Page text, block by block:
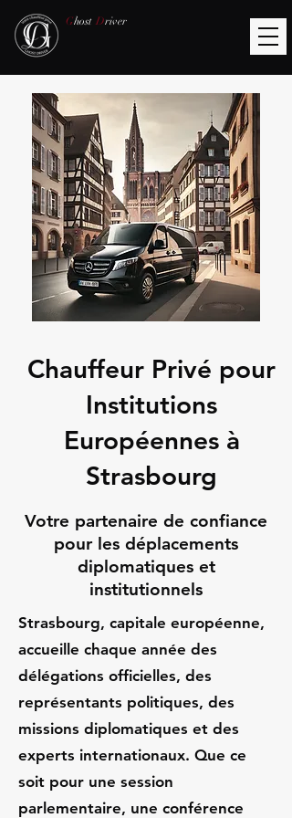
Ghost Driver
Chauffeur Privé pour
Institutions
Européennes à
Strasbourg
Votre partenaire de confiance
pour les déplacements
diplomatiques et
institutionnels
Strasbourg, capitale européenne,
accueille chaque année des
délégations officielles, des
représentants politiques, des
missions diplomatiques et des
experts internationaux. Que ce
soit pour une session
parlementaire, une conférence